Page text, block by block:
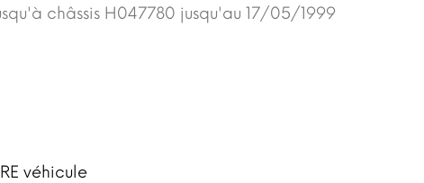
châssis H047780 jusqu'au 17/05/1999
véhicule